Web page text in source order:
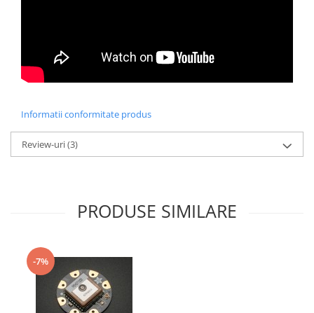
Informatii conformitate produs
Review-uri(3)
PRODUSE SIMILARE
-7%